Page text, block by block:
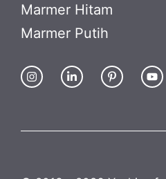
Marmer Hitam
Marmer Putih